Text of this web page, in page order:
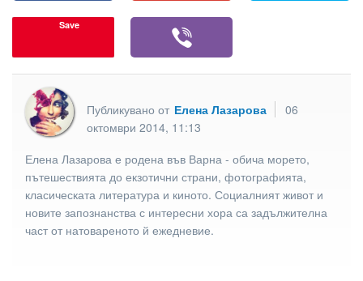
Save
Публикувано от Елена Лазарова
06
октомври 2014, 11:13
Елена Лазарова е родена във Варна - обича морето,
пътешествията до екзотични страни, фотографията,
класическата литература и киното. Социалният живот и
новите запознанства с интересни хора са задължителна
част от натовареното й ежедневие.